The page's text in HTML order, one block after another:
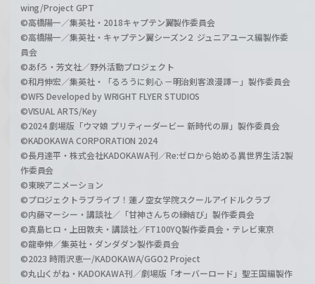
wing/Project GPT
©高橋陽一／集英社・2018キャプテン翼製作委員会
©高橋陽一／集英社・キャプテン翼シーズン２ ジュニアユース編製作委
員会
©あfろ・芳文社／野外活動プロジェクト
©和月伸宏／集英社・「るろうに剣心 －明治剣客浪漫譚－」製作委員会
©WFS Developed by WRIGHT FLYER STUDIOS
©VISUAL ARTS/Key
©2024 劇場版「ウマ娘 プリティーダービー 新時代の扉」製作委員会
©KADOKAWA CORPORATION 2024
©長月達平・株式会社KADOKAWA刊／Re:ゼロから始める異世界生活2製
作委員会
©東映アニメーション
©プロジェクトラブライブ！蓮ノ空女学院スクールアイドルクラブ
©内藤マーシー・講談社／「甘神さんちの縁結び」製作委員会
©真島ヒロ・上田敦夫・講談社／FT100YQ製作委員会・テレビ東京
©龍幸伸／集英社・ダンダダン製作委員会
©2023 時雨沢恵一/KADOKAWA/GGO2 Project
©丸山くがね・KADOKAWA刊／劇場版「オーバーロード」聖王国編製作